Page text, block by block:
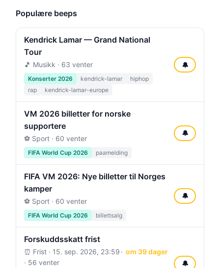
Populære beeps
Kendrick Lamar — Grand National
Tour
🎵 Musikk · 63 venter
Konserter 2026 kendrick-lamar
hiphop
rap
kendrick-lamar-europe
🔔
VM 2026 billetter for norske
supportere
⚽ Sport · 60 venter
FIFA World Cup 2026 paamelding
🔔
FIFA VM 2026: Nye billetter til Norges
kamper
⚽ Sport · 60 venter
FIFA World Cup 2026 billettsalg
🔔
Forskuddsskatt frist
⏰ Frist · 15. sep. 2026, 23:59
om 39 dager
· 56 venter
🔔